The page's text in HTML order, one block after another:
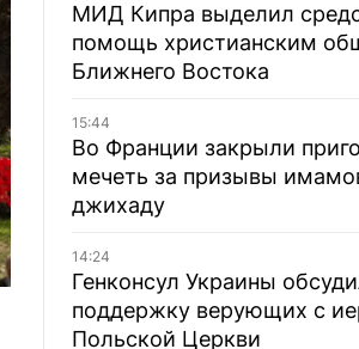
МИД Кипра выделил
помощь христианским
Ближнего Востока
15:44
Во Франции закрыли
мечеть за призывы
джихаду
14:24
Генконсул Украины
поддержку верующих с
Польской Церкви